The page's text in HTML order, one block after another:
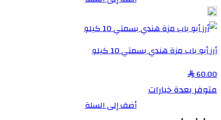
أرز أبو باب مزة هندي بسمتي 10 كيلو
60.00
متوفر بعدة خيارات
أضف إلى السلة